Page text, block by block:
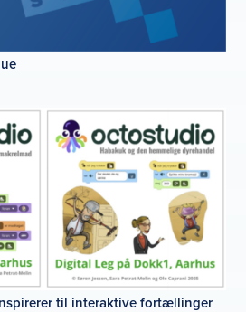
til interaktive fortællinger